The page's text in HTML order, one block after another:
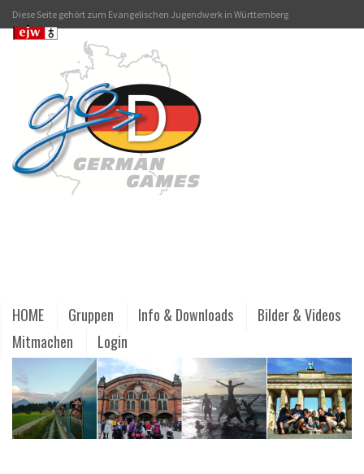
Diese Seite gehört zum Evangelischen Jugendwerk in Württemberg
HOME Gruppen Info & Downloads
Bilder & Videos
Mitmachen
Login